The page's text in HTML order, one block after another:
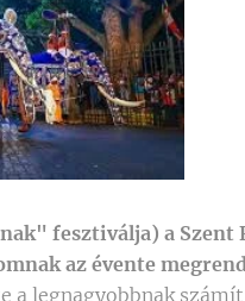
fesztiválja) a Szent
az évente
a legnagyobbnak